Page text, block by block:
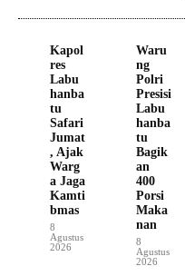
Kapol
res
Labu
hanba
tu
Safari
Jumat
, Ajak
Warg
a Jaga
Kamti
bmas
8
Agustus
2026
Waru
ng
Polri
Presisi
Labu
hanba
tu
Bagik
an
400
Porsi
Maka
nan
8
Agustus
2026